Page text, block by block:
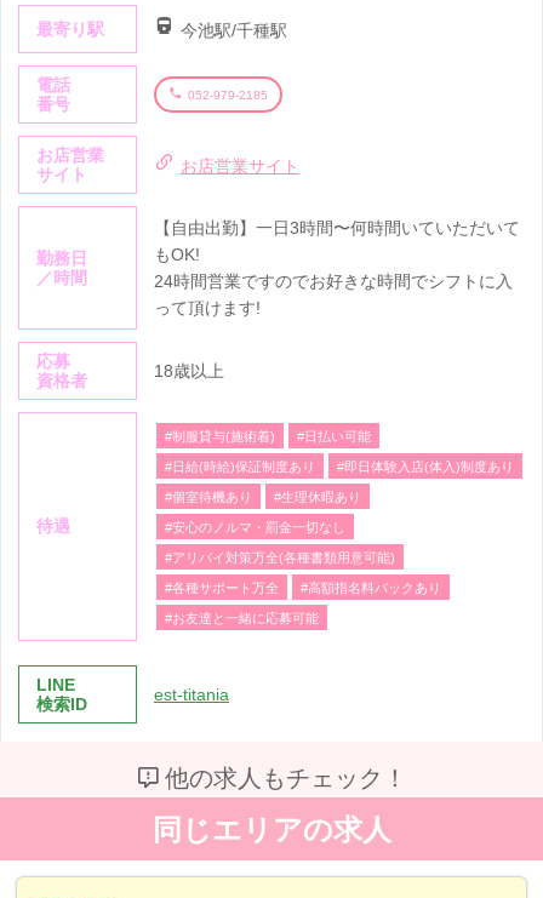
最寄り駅 今池駅/千種駅
電話
番号
052-979-2185
お店営業
サイト
お店営業サイト
勤務日
／時間
【自由出勤】一日3時間〜何時間いていただいて
もOK!
24時間営業ですのでお好きな時間でシフトに入
って頂けます!
応募
資格者
18歳以上
待遇
#制服貸与(施術着) #日払い可能
#日給(時給)保証制度あり #即日体験入店(体入)制度あり
#個室待機あり #生理休暇あり
#安心のノルマ・罰金一切なし
#アリバイ対策万全(各種書類用意可能)
#各種サポート万全 #高額指名料バックあり
#お友達と一緒に応募可能
LINE
検索ID
est-titania
他の求人もチェック！
同じエリアの求人